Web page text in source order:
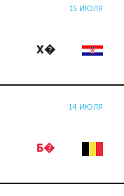
15 ИЮЛЯ
Х�
14 ИЮЛЯ
Б�